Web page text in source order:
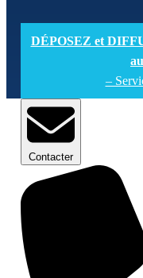
DÉPOSEZ et
–
Contacter